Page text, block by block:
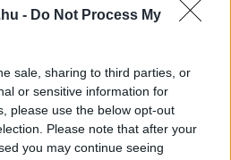
- Do Not Process My
sale, sharing to third parties, or
or sensitive information for
please use the below opt-out
Please note that after your
you may continue seeing